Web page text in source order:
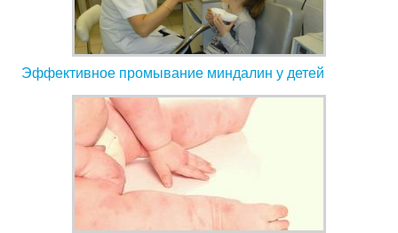
Эффективное промывание миндалин у детей